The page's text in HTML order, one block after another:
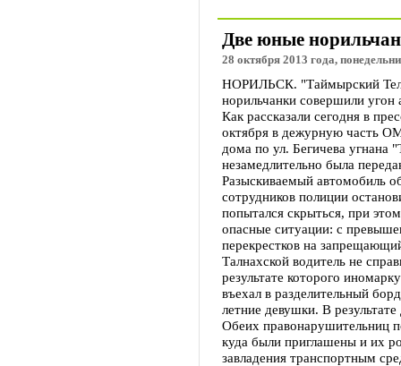
Две юные
28 октября 2013 года,
НОРИЛЬСК. "Таймырский
норильчанки совершили угон
Как рассказали сегодня в
октября в дежурную часть
дома по ул. Бегичева угнана
незамедлительно была
Разыскиваемый автомобиль
сотрудников полиции
попытался скрыться, при
опасные ситуации: с
перекрестков на
Талнахской водитель не
результате которого
въехал в разделительный
летние девушки. В
Обеих правонарушительниц
куда были приглашены и их
завладения транспортным